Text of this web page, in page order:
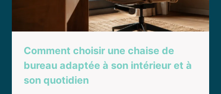
Comment choisir une chaise de
bureau adaptée à son intérieur et à
son quotidien